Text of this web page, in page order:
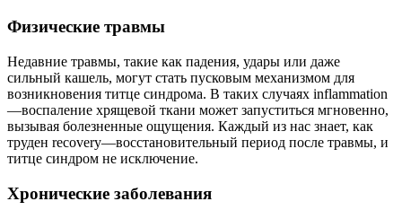
Физические травмы
Недавние травмы, такие как падения, удары или даже
сильный кашель, могут стать пусковым механизмом для
возникновения титце синдрома. В таких случаях inflammation
—воспаление хрящевой ткани может запуститься мгновенно,
вызывая болезненные ощущения. Каждый из нас знает, как
труден recovery—восстановительный период после травмы, и
титце синдром не исключение.
Хронические заболевания